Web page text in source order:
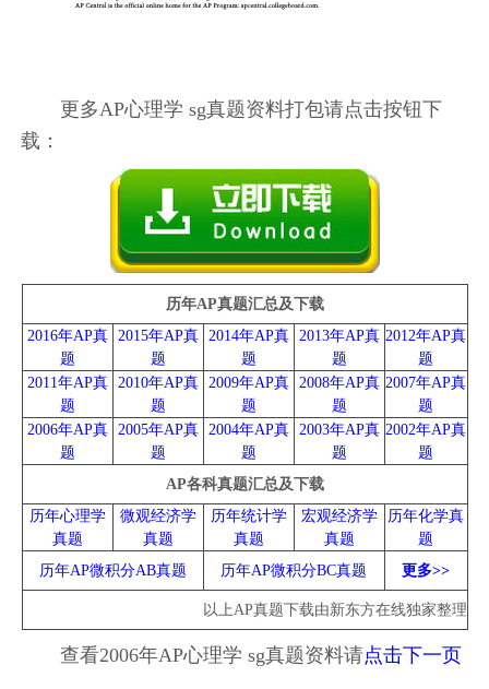
更多AP心理学 sg真题资料打包请点击按钮下
载：
历年AP真题汇总及下载
2016年AP真
题
2015年AP真
题
2014年AP真
题
2013年AP真
题
2012年AP真
题
2011年AP真
题
2010年AP真
题
2009年AP真
题
2008年AP真
题
2007年AP真
题
2006年AP真
题
2005年AP真
题
2004年AP真
题
2003年AP真
题
2002年AP真
题
AP各科真题汇总及下载
历年心理学
真题
微观经济学
真题
历年统计学
真题
宏观经济学
真题
历年化学真
题
历年AP微积分AB真题
历年AP微积分BC真题 更多>>
以上AP真题下载由新东方在线独家整理
查看2006年AP心理学 sg真题资料请点击下一页